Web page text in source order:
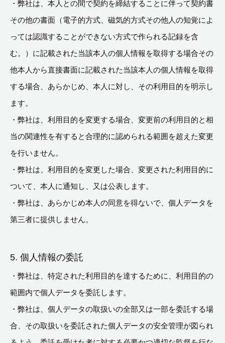
・弊社は、本人との間で契約を締結することに伴って契約書
その他の書面（電子的方式、磁気的方式その他人の知覚によ
っては認識することができない方式で作られる記録を含
む。）に記載された当該本人の個人情報を取得する場合その
他本人から直接書面に記載された当該本人の個人情報を取得
する場合、あらかじめ、本人に対し、その利用目的を明示し
ます。
・弊社は、利用目的を変更する場合、変更前の利用目的と相
当の関連性を有すると合理的に認められる範囲を超えた変更
を行いません。
・弊社は、利用目的を変更した場合、変更された利用目的に
ついて、本人に通知し、又は公表します。
・弊社は、あらかじめ本人の同意を得ないで、個人データを
第三者に提供しません。
5. 個人情報の委託
・弊社は、特定された利用目的を達するために、利用目的の
範囲内で個人データを委託します。
・弊社は、個人データの取扱いの全部又は一部を委託する場
合、その取扱いを委託された個人データの安全管理が図られ